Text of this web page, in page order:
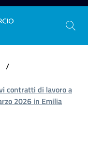
/
contratti di lavoro a
2026 in Emilia